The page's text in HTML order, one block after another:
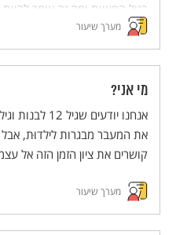
בגיל המצוות ומה זה אומר
מצווה בימינו ובעבר?
מערך שיעור
מי אני?
את המעבר מבגרות לילדוּת, אבל
קושרים את ציון הזמן הזה אל
מערך שיעור